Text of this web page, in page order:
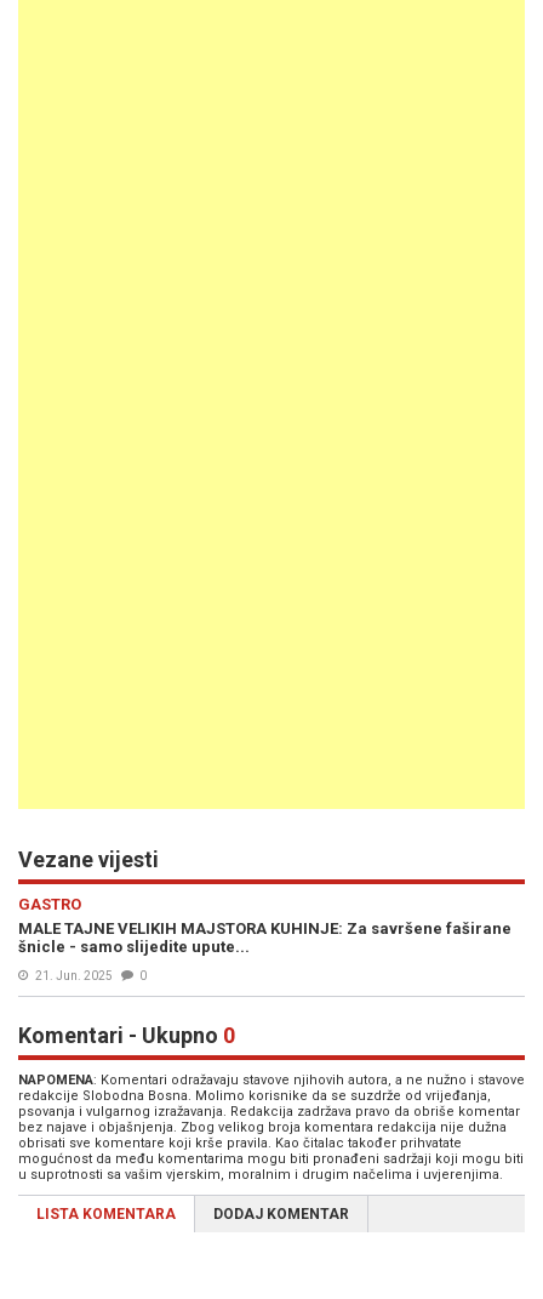
Vezane vijesti
GASTRO
MALE TAJNE VELIKIH MAJSTORA KUHINJE: Za savršene faširane
šnicle - samo slijedite upute...
21. Jun. 2025 0
Komentari - Ukupno 0
NAPOMENA: Komentari odražavaju stavove njihovih autora, a ne nužno i stavove
redakcije Slobodna Bosna. Molimo korisnike da se suzdrže od vrijeđanja,
psovanja i vulgarnog izražavanja. Redakcija zadržava pravo da obriše komentar
bez najave i objašnjenja. Zbog velikog broja komentara redakcija nije dužna
obrisati sve komentare koji krše pravila. Kao čitalac također prihvatate
mogućnost da među komentarima mogu biti pronađeni sadržaji koji mogu biti
u suprotnosti sa vašim vjerskim, moralnim i drugim načelima i uvjerenjima.
LISTA KOMENTARA DODAJ KOMENTAR